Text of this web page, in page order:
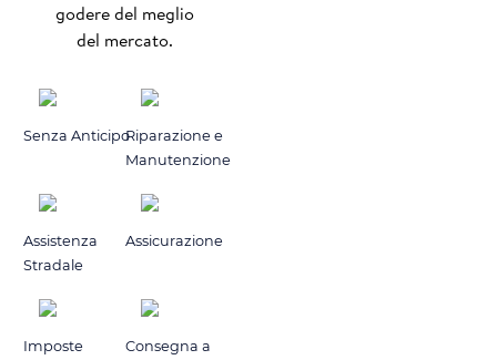
godere del meglio
del mercato.
Senza AnticipoRiparazione e
Manutenzione
Assistenza
Stradale
Assicurazione
Imposte
Consegna a